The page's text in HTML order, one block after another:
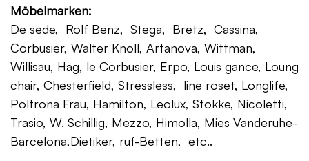
Möbelmarken:
De sede, Rolf Benz, Stega, Bretz, Cassina,
Corbusier, Walter Knoll, Artanova, Wittman,
Willisau, Hag, le Corbusier, Erpo, Louis gance, Loung
chair, Chesterfield, Stressless, line roset, Longlife,
Poltrona Frau, Hamilton, Leolux, Stokke, Nicoletti,
Trasio, W. Schillig, Mezzo, Himolla, Mies Vanderuhe-
Barcelona,Dietiker, ruf-Betten, etc..